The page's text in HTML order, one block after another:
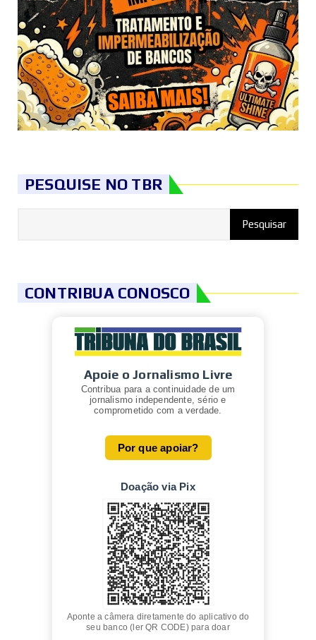
PESQUISE NO TBR
CONTRIBUA CONOSCO
Apoie o Jornalismo Livre
Contribua para a continuidade de um
jornalismo independente, sério e
comprometido com a verdade.
Por que apoiar?
Doação via Pix
Aponte a câmera diretamente do aplicativo do
seu banco (ler QR CODE) para doar